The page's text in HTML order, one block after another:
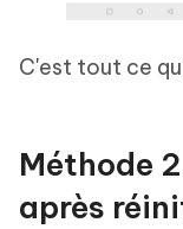
C'est tout ce
Méthode
après